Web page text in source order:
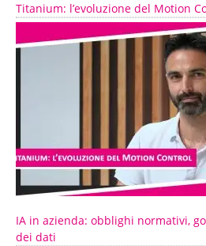
Titanium: l’evoluzione del Motion
IA in azienda: obblighi normativi,
dei dati